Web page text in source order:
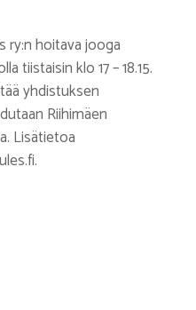
ry:n hoitava jooga
tiistaisin klo 17 – 18.15.
yhdistuksen
Riihimäen
Lisätietoa